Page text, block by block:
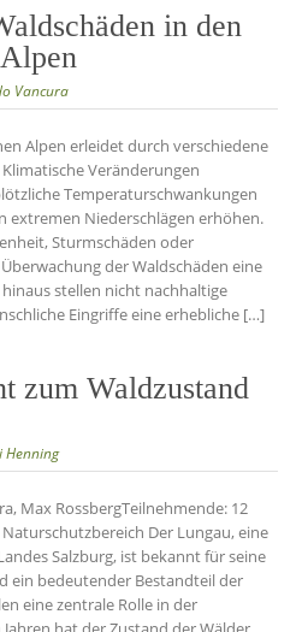
in den
Vancura
Alpen erleidet durch verschiedene
Veränderungen
Temperaturschwankungen
extremen Niederschlägen erhöhen.
Sturmschäden oder
der Waldschäden eine
stellen nicht nachhaltige
Eingriffe eine erhebliche […]
zum Waldzustand
Henning
Max RossbergTeilnehmende: 12
Der Lungau, eine
Salzburg, ist bekannt für seine
ein bedeutender Bestandteil der
eine zentrale Rolle in der